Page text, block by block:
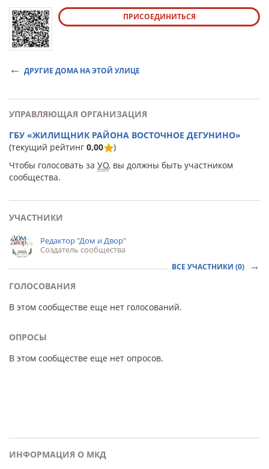
ПРИСОЕДИНИТЬСЯ
ДРУГИЕ ДОМА НА ЭТОЙ УЛИЦЕ
УПРАВЛЯЮЩАЯ ОРГАНИЗАЦИЯ
ГБУ «ЖИЛИЩНИК РАЙОНА ВОСТОЧНОЕ ДЕГУНИНО»
(текущий рейтинг 0,00
)
Чтобы голосовать за УО, вы должны быть участником
сообщества.
УЧАСТНИКИ
Редактор "Дом и Двор"
Создатель сообщества
ВСЕ УЧАСТНИКИ (0)
ГОЛОСОВАНИЯ
В этом сообществе еще нет голосований.
ОПРОСЫ
В этом сообществе еще нет опросов.
ИНФОРМАЦИЯ О МКД